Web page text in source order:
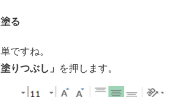
る
ですね。
塗りつぶし」 を押します。